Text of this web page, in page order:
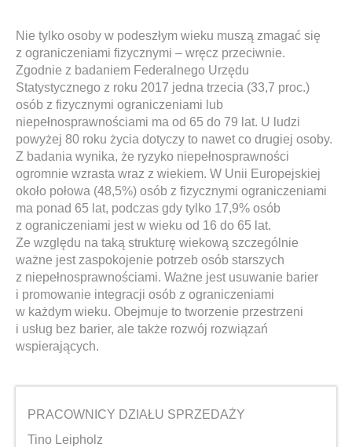
Nie tylko osoby w podeszłym wieku muszą zmagać się
z ograniczeniami fizycznymi – wręcz przeciwnie.
Zgodnie z badaniem Federalnego Urzędu
Statystycznego z roku 2017 jedna trzecia (33,7 proc.)
osób z fizycznymi ograniczeniami lub
niepełnosprawnościami ma od 65 do 79 lat. U ludzi
powyżej 80 roku życia dotyczy to nawet co drugiej osoby.
Z badania wynika, że ryzyko niepełnosprawności
ogromnie wzrasta wraz z wiekiem. W Unii Europejskiej
około połowa (48,5%) osób z fizycznymi ograniczeniami
ma ponad 65 lat, podczas gdy tylko 17,9% osób
z ograniczeniami jest w wieku od 16 do 65 lat.
Ze względu na taką strukturę wiekową szczególnie
ważne jest zaspokojenie potrzeb osób starszych
z niepełnosprawnościami. Ważne jest usuwanie barier
i promowanie integracji osób z ograniczeniami
w każdym wieku. Obejmuje to tworzenie przestrzeni
i usług bez barier, ale także rozwój rozwiązań
wspierających.
PRACOWNICY DZIAŁU SPRZEDAŻY
Tino Leipholz